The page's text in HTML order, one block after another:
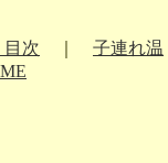
次
子連れ温